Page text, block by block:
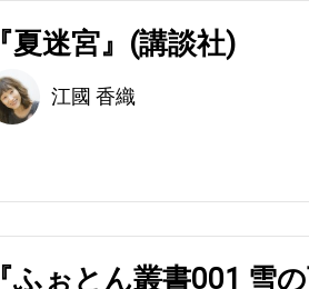
『夏迷宮』(講談社)
江國 香織
『ふぉとん叢書001 雪